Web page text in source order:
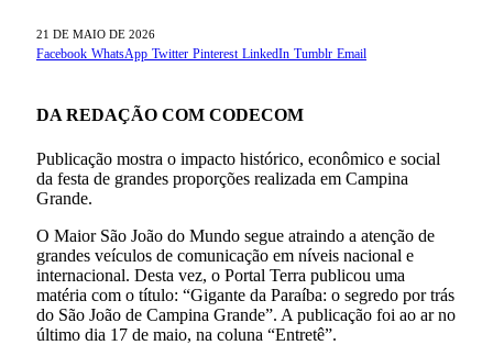
21 DE MAIO DE 2026
Facebook WhatsApp Twitter Pinterest LinkedIn Tumblr Email
DA REDAÇÃO COM CODECOM
Publicação mostra o impacto histórico, econômico e social
da festa de grandes proporções realizada em Campina
Grande.
O Maior São João do Mundo segue atraindo a atenção de
grandes veículos de comunicação em níveis nacional e
internacional. Desta vez, o Portal Terra publicou uma
matéria com o título: “Gigante da Paraíba: o segredo por trás
do São João de Campina Grande”. A publicação foi ao ar no
último dia 17 de maio, na coluna “Entretê”.